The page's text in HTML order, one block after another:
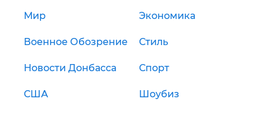
Мир Экономика
Военное Обозрение Стиль
Новости Донбасса Спорт
США Шоубиз